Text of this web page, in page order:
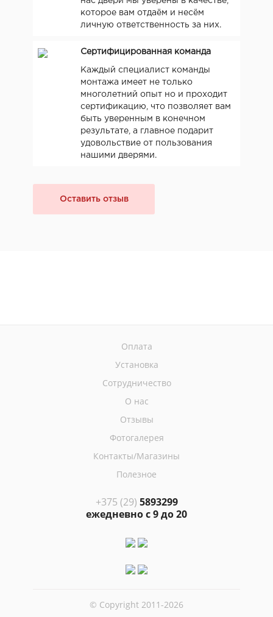
которое вам отдаём и несём
личную ответственность за них.
Сертифицированная команда
Каждый специалист команды
монтажа имеет не только
многолетний опыт но и проходит
сертификацию, что позволяет вам
быть уверенным в конечном
результате, а главное подарит
удовольствие от пользования
нашими дверями.
Оставить отзыв
Оплата
Установка
Сотрудничество
О нас
Отзывы
Фотогалерея
Контакты/Магазины
Полезное
+375 (29) 5893299
ежедневно с 9 до 20
© Copyright 2011-2026